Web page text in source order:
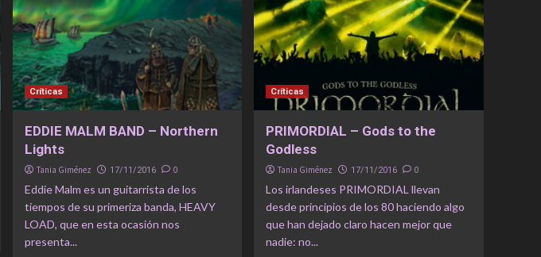
Críticas
EDDIE MALM BAND – Northern
Lights
Tania Giménez 17/11/2016 0
Eddie Malm es un guitarrista de los
tiempos de su primeriza banda, HEAVY
LOAD, que en esta ocasión nos
presenta...
Críticas
PRIMORDIAL – Gods to the
Godless
Tania Giménez 17/11/2016 0
Los irlandeses PRIMORDIAL llevan
desde principios de los 80 haciendo algo
que han dejado claro hacen mejor que
nadie: no...